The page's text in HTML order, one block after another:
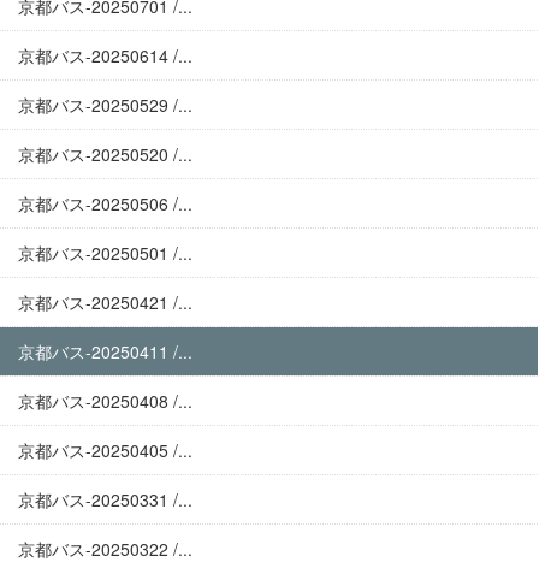
京都バス-20250701 /...
京都バス-20250614 /...
京都バス-20250529 /...
京都バス-20250520 /...
京都バス-20250506 /...
京都バス-20250501 /...
京都バス-20250421 /...
京都バス-20250411 /...
京都バス-20250408 /...
京都バス-20250405 /...
京都バス-20250331 /...
京都バス-20250322 /...